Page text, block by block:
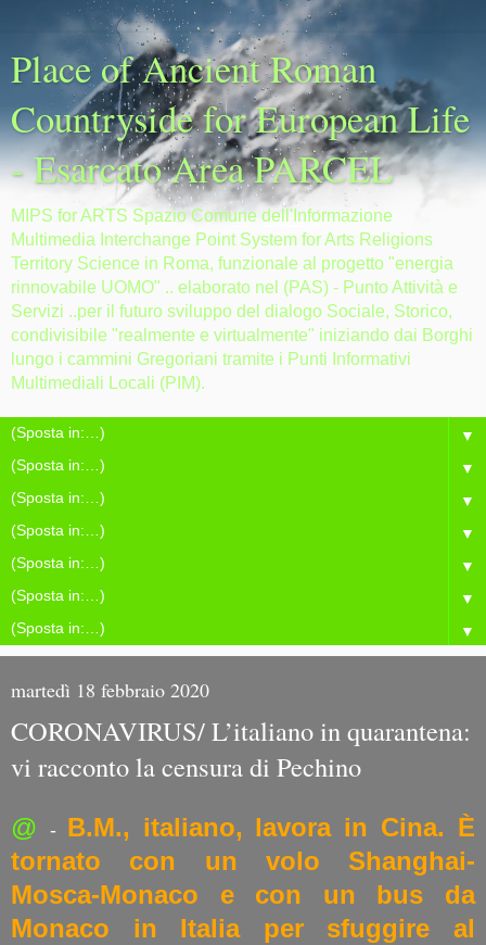
Place of Ancient Roman
Countryside for European Life
- Esarcato Area PARCEL
MIPS for ARTS Spazio Comune dell'Informazione
Multimedia Interchange Point System for Arts Religions
Territory Science in Roma, funzionale al progetto "energia
rinnovabile UOMO" .. elaborato nel (PAS) - Punto Attività e
Servizi ..per il futuro sviluppo del dialogo Sociale, Storico,
condivisibile "realmente e virtualmente" iniziando dai Borghi
lungo i cammini Gregoriani tramite i Punti Informativi
Multimediali Locali (PIM).
▼
▼
▼
▼
▼
▼
▼
martedì 18 febbraio 2020
CORONAVIRUS/ L’italiano in quarantena:
vi racconto la censura di Pechino
@ - B.M., italiano, lavora in Cina. È
tornato con un volo Shanghai-
Mosca-Monaco e con un bus da
Monaco in Italia per sfuggire al